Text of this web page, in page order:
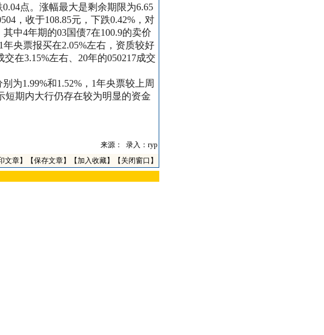
点。涨幅最大是剩余期限为6.65
，收于108.85元，下跌0.42%，对
中4年期的03国债7在100.9的卖价
央票报买在2.05%左右，资质较好
在3.15%左右、20年的050217成交
1.99%和1.52%，1年央票较上周
短期内大行仍存在较为明显的资金
来源：
录入：ryp
文章】【保存文章】【加入收藏】【 关闭窗口 】